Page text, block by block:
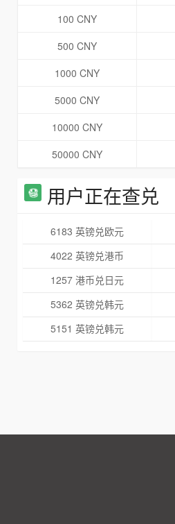
100 CNY
500 CNY
1000 CNY
5000 CNY
10000 CNY
50000 CNY
用户正在查兑
6183 英镑兑欧元
4022 英镑兑港币
1257 港币兑日元
5362 英镑兑韩元
5151 英镑兑韩元